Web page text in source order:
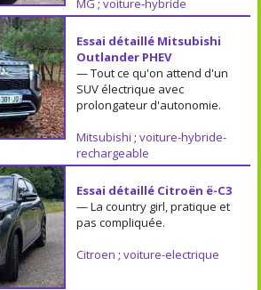
MG ; voiture-hybride
Essai détaillé Mitsubishi
Outlander PHEV
— Tout ce qu'on attend d'un
SUV électrique avec
prolongateur d'autonomie.
Mitsubishi ; voiture-hybride-
rechargeable
Essai détaillé Citroën ë-C3
— La country girl, pratique et
pas compliquée.
Citroen ; voiture-electrique